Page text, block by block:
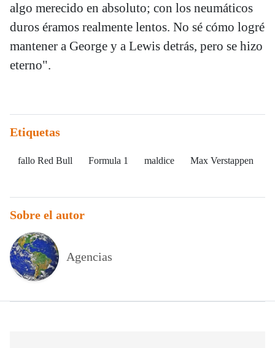
algo merecido en absoluto; con los neumáticos
duros éramos realmente lentos. No sé cómo logré
mantener a George y a Lewis detrás, pero se hizo
eterno".
Etiquetas
fallo Red Bull Formula 1 maldice Max Verstappen
Sobre el autor
Agencias